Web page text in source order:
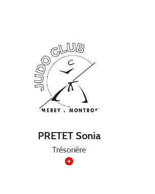
PRETET Sonia
Trésorière